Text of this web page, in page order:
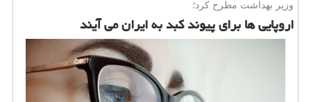
وزیر بهداشت مطرح كرد؛
اروپایی ها برای پیوند كبد به ایران می آیند